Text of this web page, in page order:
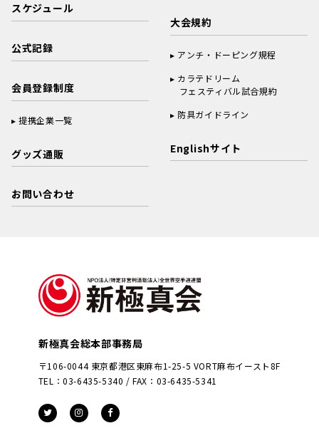
スケジュール
公式記録
会員登録制度
提携企業一覧
グッズ通販
お問い合わせ
大会規約
アンチ・ドーピング規程
カラテドリーム
フェスティバル試合規約
防具ガイドライン
Englishサイト
新極真会総本部事務局
〒106-0044 東京都港区東麻布1-25-5 VORT麻布イースト8F
TEL：03-6435-5340 / FAX：03-6435-5341